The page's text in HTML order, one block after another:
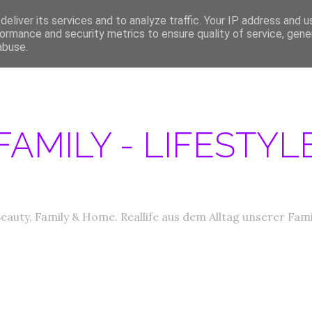
MEDIA DATEN ABOUT PRODUKTTESTER GESUCHT
-
Family & Home. Reallife aus dem Alltag unserer
its services and to analyze traffic. Your IP address and
and security metrics to ensure quality of service,